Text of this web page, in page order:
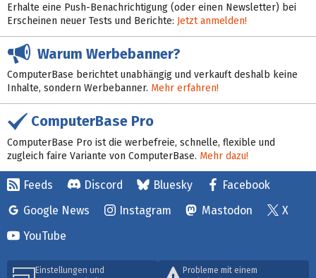
Erhalte eine Push-Benachrichtigung (oder einen Newsletter) bei
Erscheinen neuer Tests und Berichte: Jetzt anmelden!
Warum Werbebanner?
ComputerBase berichtet unabhängig und verkauft deshalb keine
Inhalte, sondern Werbebanner. Mehr erfahren!
ComputerBase Pro
ComputerBase Pro ist die werbefreie, schnelle, flexible und
zugleich faire Variante von ComputerBase. Mehr dazu!
Feeds Discord Bluesky
Facebook
Google News
Instagram Mastodon
X
YouTube
Einstellungen und
Probleme mit einem